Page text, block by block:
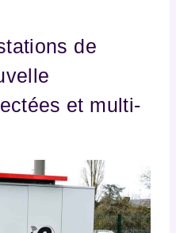
de
et multi-